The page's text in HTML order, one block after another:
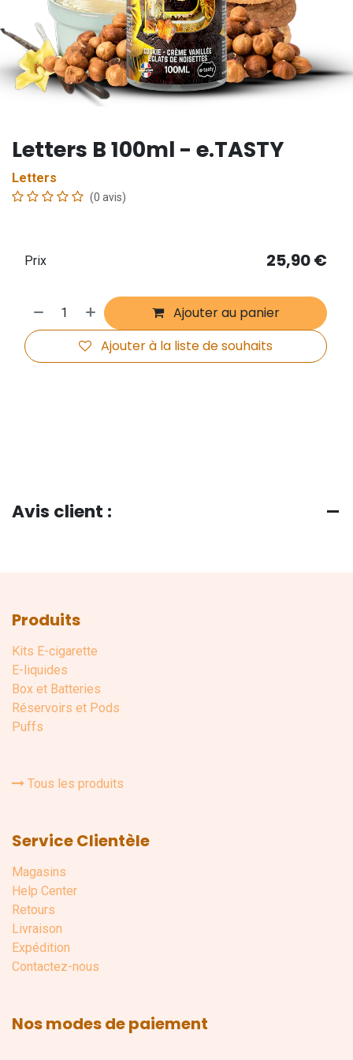
Letters B 100ml - e.TASTY
Letters
(0 avis)
Ajouter au panier
Ajouter à la liste de souhaits
Prix 25,90€
Avis client :
Produits
Kits E-cigarette
E-liquides
Box et Batteries
Réservoirs et Pods
Puffs
Tous les produits
Service Clientèle
Magasins
Help Center
Retours
Livraison
Expédition
Contactez-nous
Nos modes de paiement